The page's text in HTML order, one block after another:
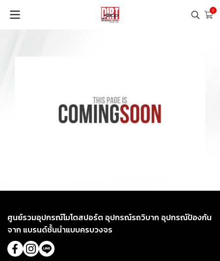
0
ศูนย์รวมอุปกรณ์โมโตสปอร์ต อุปกรณ์รถวิบาก อุปกรณ์ป้องกัน
จาก แบรนด์ชั้นนำแบบครบวงจร